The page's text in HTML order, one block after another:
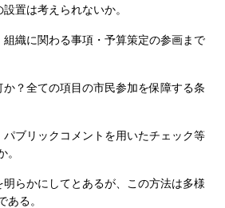
置は考えられないか。
織に関わる事項・予算策定の参画まで
？全ての項目の市民参加を保障する条
ブリックコメントを用いたチェック等
らかにしてとあるが、この方法は多様
ある。